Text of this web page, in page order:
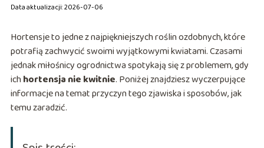
Data aktualizacji: 2026-07-06
Hortensje to jedne z najpiękniejszych roślin ozdobnych, które
potrafią zachwycić swoimi wyjątkowymi kwiatami. Czasami
jednak miłośnicy ogrodnictwa spotykają się z problemem, gdy
ichhortensja nie kwitnie. Poniżej znajdziesz wyczerpujące
informacje na temat przyczyn tego zjawiska i sposobów, jak
temu zaradzić.